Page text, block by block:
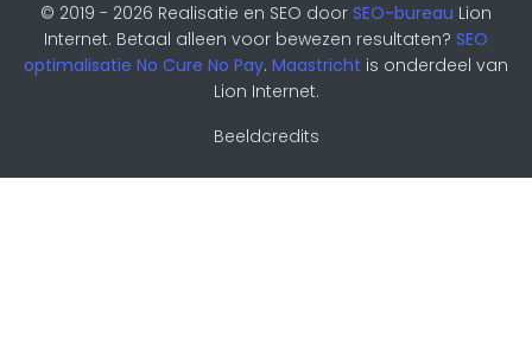
© 2019 - 2026 Realisatie en SEO door SEO-bureau Lion
Internet. Betaal alleen voor bewezen resultaten? SEO
optimalisatie No Cure No Pay. Maastricht is onderdeel van
Lion Internet.
Beeldcredits